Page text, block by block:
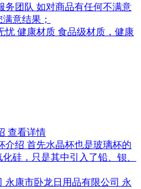
务团队 如对商品有任何不满意
意结果；
忧 健康材质 食品级材质，健康
查看详情
介绍 首先水晶杯也是玻璃杯的
硅，只是其中引入了铅、钡、
永康市卧龙日用品有限公司 永